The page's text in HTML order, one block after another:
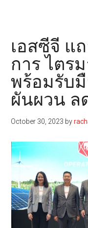
เอสซีจี แ
การ ไตร
พร้อมรับ
ผันผวน ล
October 30, 2023 by